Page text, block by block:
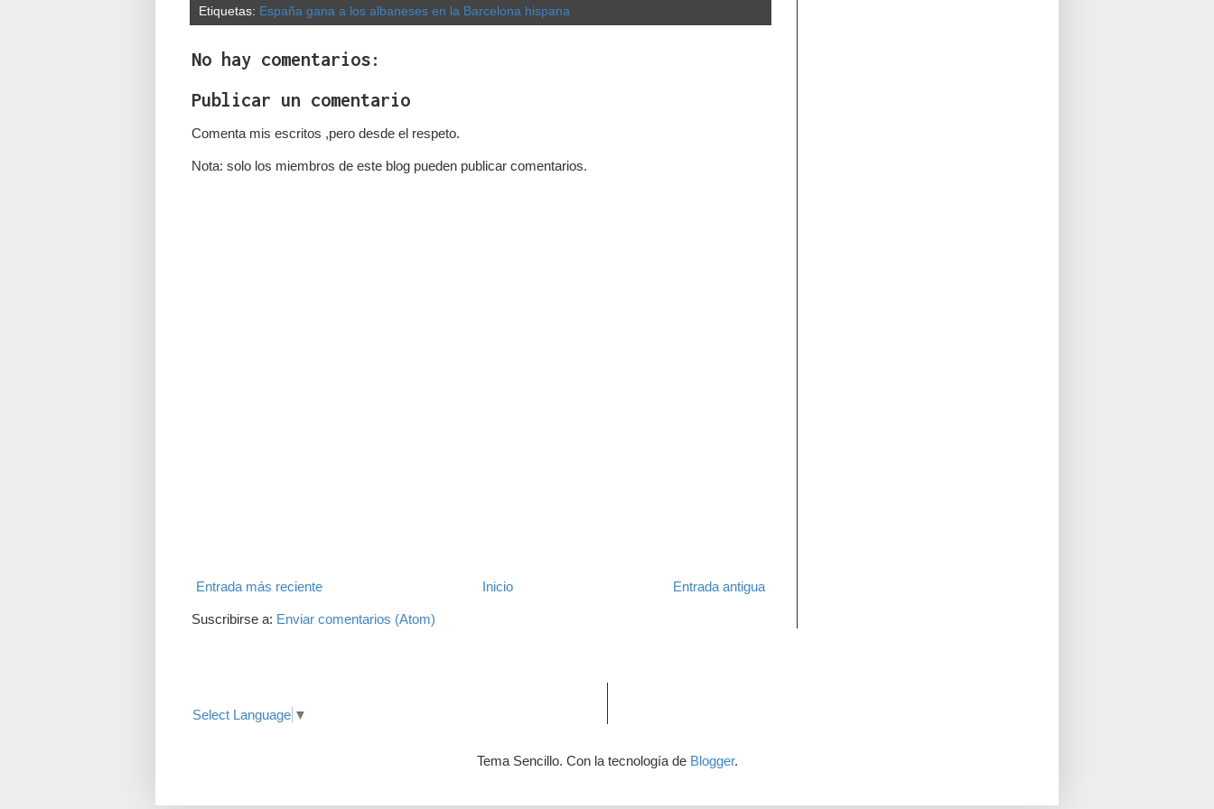
Etiquetas: España gana a los albaneses en la Barcelona hispana
No hay comentarios:
Publicar un comentario
Comenta mis escritos ,pero desde el respeto.
Nota: solo los miembros de este blog pueden publicar comentarios.
Entrada más reciente Entrada antigua
Inicio
Suscribirse a: Enviar comentarios (Atom)
Select Language ▼
Tema Sencillo. Con la tecnología de Blogger.